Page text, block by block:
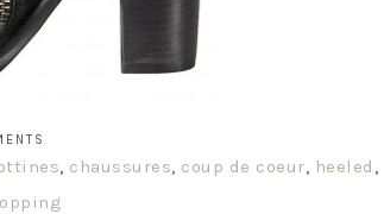
, chaussures, coup de coeur, heeled ,